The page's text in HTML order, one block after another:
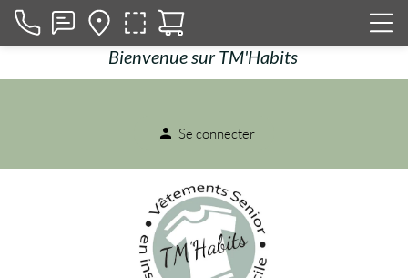
Bienvenue sur TM'Habits
person Se connecter